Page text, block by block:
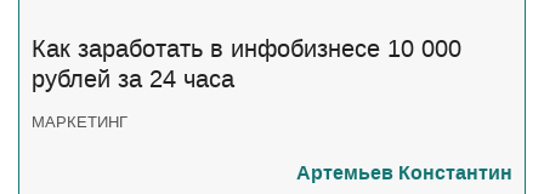
Как заработать в инфобизнесе 10 000
рублей за 24 часа
МАРКЕТИНГ
Артемьев Константин